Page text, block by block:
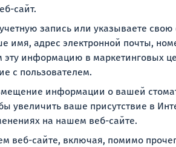
сайт.
запись или указываете
адрес электронной почты,
информацию в маркетинговых
с пользователем.
информации о вашей
увеличить ваше присутствие в
на нашем веб-сайте.
веб-сайте, включая, помимо